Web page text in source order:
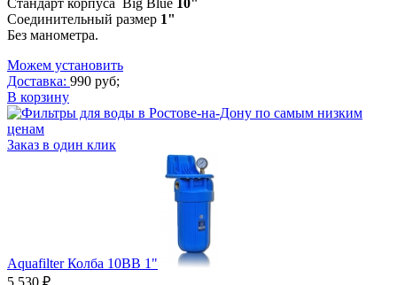
Стандарт корпуса Big Blue 10"
Соединительный размер 1"
Без манометра.
Можем установить
Доставка: 990 руб;
В корзину
Заказ в один клик
Aquafilter Колба 10BB 1"